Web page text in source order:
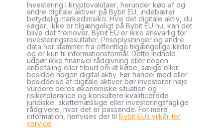
Investering i kryptovalutaer, herunder køb af og
andre digitale aktiver på Bybit EU, indebærer
betydelig markedsrisiko. Hvis det digitale aktiv, du
søger, ikke er tilgængeligt på Bybit EU nu, kan det
blive det fremover. Bybit EU er ikke ansvarlig for
investeringsresultater. Prisoplysninger og andre
data her stammer fra offentlige tilgængelige kilder
og er kun til informationsformål. Dette indhold
udgør ikke finansiel rådgivning eller nogen
anbefaling eller tilbud om at købe, sælge eller
besidde nogen digital aktiv. Før handel med eller
besiddelse af digitale aktiver bør investorer nøje
vurdere deres økonomiske situation og
risikotolerance og konsultere kvalificerede
juridiske, skattemæssige eller investeringsfaglige
rådgivere, hvor det er passende. For mere
information, henvises der til Bybit EUs vilkår for
service.